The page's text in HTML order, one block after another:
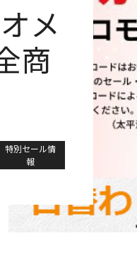
メ
商
特別セール情
報